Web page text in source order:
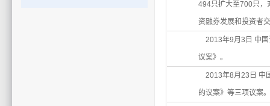
494只扩大至700只，
资融券发展和投资者
2013年9月3日 中国
议案》。
2013年8月23日 中
的议案》等三项议案。